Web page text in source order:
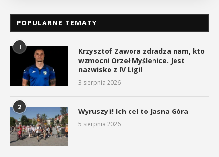
POPULARNE TEMATY
1
Krzysztof Zawora zdradza nam, kto
wzmocni Orzeł Myślenice. Jest
nazwisko z IV Ligi!
3 sierpnia 2026
2 Wyruszyli! Ich cel to Jasna Góra
5 sierpnia 2026